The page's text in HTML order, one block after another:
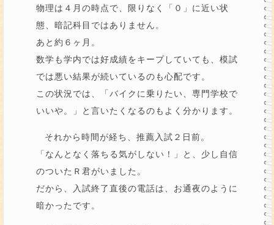
物理は４月の時点で、限りなく「０」に近い状
態、暗記科目ではありません。
あと約６ヶ月。
数学も学内では好成績をキープしていても、模試
では悪い結果が続いているのも心配です。
この状況では、「バイクに乗りたい、専門学校で
いいや。」と言いたくなるのもよく分かります。
それから時間が経ち、推薦入試２日前。
「なんとなく落ちる気がしない！」と、少し自信
のついたＲ君がいました。
だから、入試終了直後の電話は、お通夜のように
暗かったです。